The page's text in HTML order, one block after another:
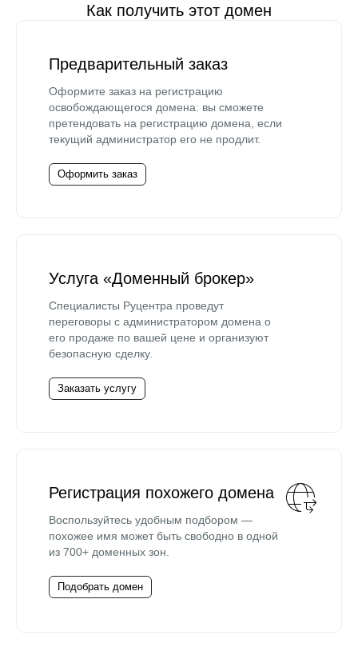
Как получить этот домен
Предварительный заказ
Оформите заказ на регистрацию
освобождающегося домена: вы сможете
претендовать на регистрацию домена, если
текущий администратор его не продлит.
Оформить заказ
Услуга «Доменный брокер»
Специалисты Руцентра проведут
переговоры с администратором домена о
его продаже по вашей цене и организуют
безопасную сделку.
Заказать услугу
Регистрация похожего домена
Воспользуйтесь удобным подбором —
похожее имя может быть свободно в одной
из 700+ доменных зон.
Подобрать домен